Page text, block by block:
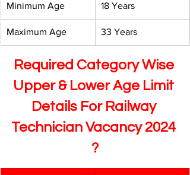
Minimum Age 18 Years
Maximum Age 33 Years
Required Category Wise
Upper & Lower Age Limit
Details For Railway
Technician Vacancy 2024
?